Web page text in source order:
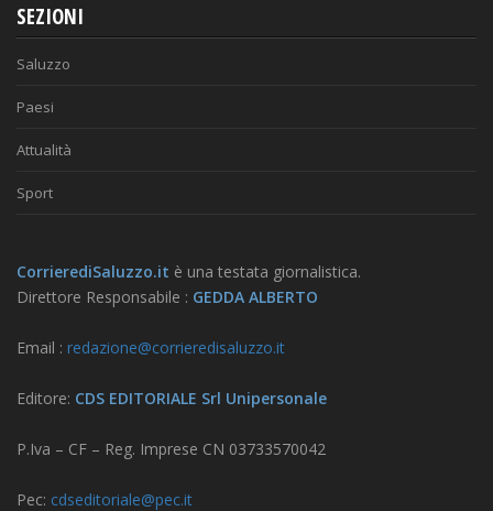
SEZIONI
Saluzzo
Paesi
Attualità
Sport
CorrierediSaluzzo.it è una testata giornalistica.
Direttore Responsabile : GEDDA ALBERTO
Email : redazione@corrieredisaluzzo.it
Editore: CDS EDITORIALE Srl Unipersonale
P.Iva – CF – Reg. Imprese CN 03733570042
Pec: cdseditoriale@pec.it